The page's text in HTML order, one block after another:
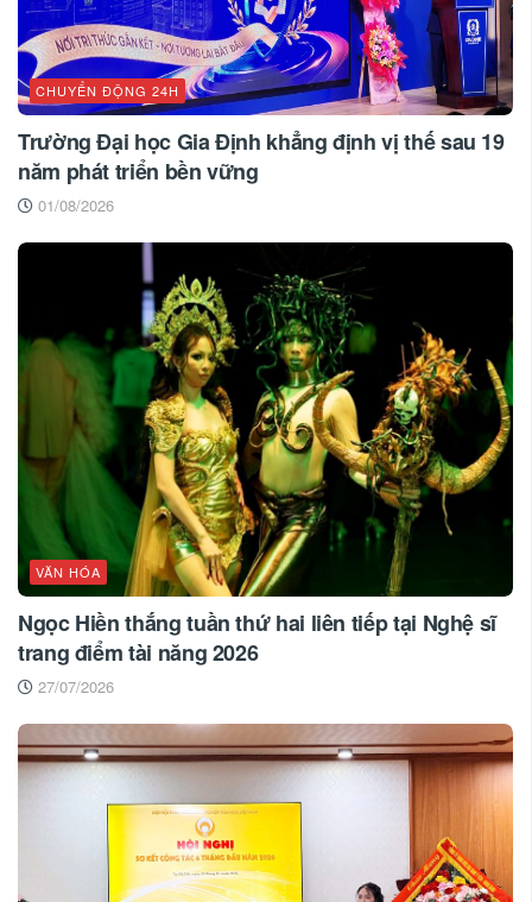
CHUYỂN ĐỘNG 24H
Trường Đại học Gia Định khẳng định vị thế sau 19
năm phát triển bền vững
01/08/2026
VĂN HÓA
Ngọc Hiền thắng tuần thứ hai liên tiếp tại Nghệ sĩ
trang điểm tài năng 2026
27/07/2026